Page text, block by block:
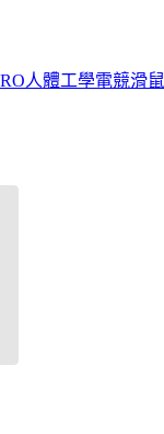
人體工學電競滑鼠